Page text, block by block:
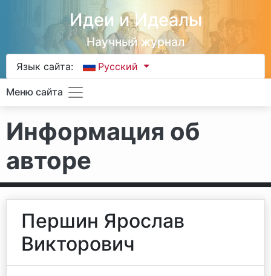
Идеи и Идеалы
Научный журнал
Язык сайта: Русский
Меню сайта
Информация об
авторе
Першин Ярослав
Викторович